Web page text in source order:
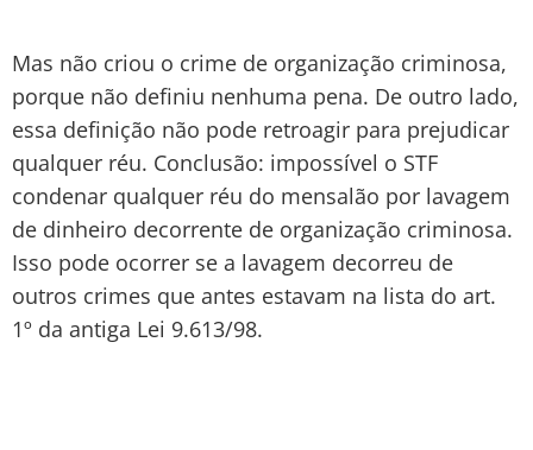
Mas não criou o crime de organização criminosa,
porque não definiu nenhuma pena. De outro lado,
essa definição não pode retroagir para prejudicar
qualquer réu. Conclusão: impossível o STF
condenar qualquer réu do mensalão por lavagem
de dinheiro decorrente de organização criminosa.
Isso pode ocorrer se a lavagem decorreu de
outros crimes que antes estavam na lista do art.
1º da antiga Lei 9.613/98.